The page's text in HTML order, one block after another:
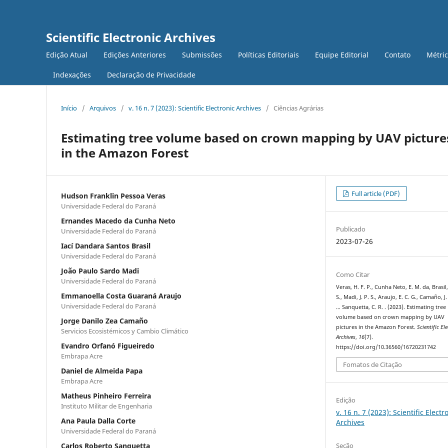
Scientific Electronic Archives
Edição Atual Edições Anteriores Submissões Políticas Editoriais Equipe Editorial Contato
Indexações Declaração de Privacidade
Início / Arquivos / v. 16 n. 7 (2023): Scientific Electronic Archives / Ciências Agrárias
Estimating tree volume based on crown mapping by UAV
in the Amazon Forest
Hudson Franklin Pessoa Veras
Universidade Federal do Paraná
Ernandes Macedo da Cunha Neto
Universidade Federal do Paraná
Iací Dandara Santos Brasil
Universidade Federal do Paraná
João Paulo Sardo Madi
Universidade Federal do Paraná
Emmanoella Costa Guaraná Araujo
Universidade Federal do Paraná
Jorge Danilo Zea Camaño
Servicios Ecosistémicos y Cambio Climático
Evandro Orfanó Figueiredo
Embrapa Acre
Daniel de Almeida Papa
Embrapa Acre
Matheus Pinheiro Ferreira
Instituto Militar de Engenharia
Ana Paula Dalla Corte
Universidade Federal do Paraná
Carlos Roberto Sanquetta
Full article (PDF)
Publicado
2023-07-26
Como Citar
Veras, H. F. P., Cunha Neto, E. M. da,
S., Madi, J. P. S., Araujo, E. C. G., Camaño, J.
… Sanquetta, C. R. . (2023). Estimating tree
volume based on crown mapping by UAV
pictures in the Amazon Forest.Scientific
Archives, 16(7).
https://doi.org/10.36560/16720231742
Fomatos de Citação
Edição
v. 16 n. 7 (2023): Scientific
Archives
Seção